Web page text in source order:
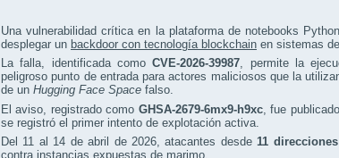
Una vulnerabilidad crítica en la plataforma de notebooks Python
desplegar un backdoor con tecnología blockchain en sistemas
La falla, identificada comoCVE-2026-39987, permite la
peligroso punto de entrada para actores maliciosos que la
de un Hugging Face Space falso.
El aviso, registrado como GHSA-2679-6mx9-h9xc, fue
se registró el primer intento de explotación activa.
Del 11 al 14 de abril de 2026, atacantes desde11
contra instancias expuestas de marimo.